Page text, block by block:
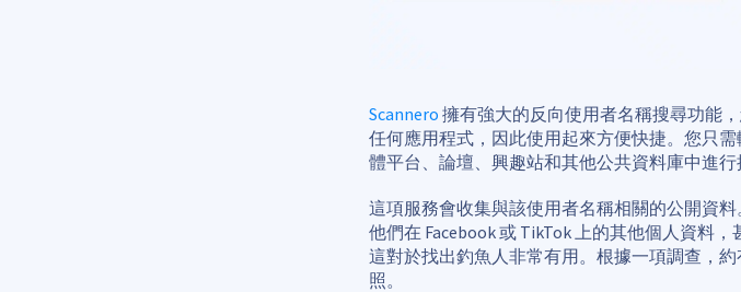
Scannero 擁有強大的反向使用者名稱搜尋功能
任何應用程式，因此使用起來方便快捷。您只
體平台、論壇、興趣站和其他公共資料庫中進行
這項服務會收集與該使用者名稱相關的公開資
他們在 Facebook 或 TikTok 上的其他個人資料
這對於找出釣魚人非常有用。根據一項調查，
照。